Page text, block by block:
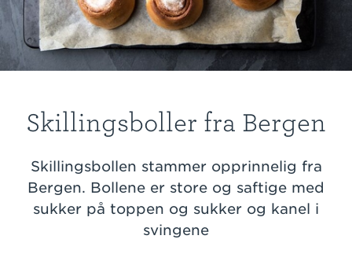
Skillingsboller fra Bergen
Skillingsbollen stammer opprinnelig fra
Bergen. Bollene er store og saftige med
sukker på toppen og sukker og kanel i
svingene